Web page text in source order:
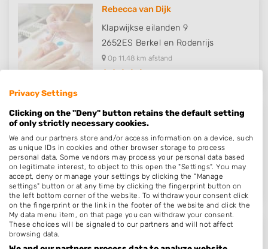
Rebecca van Dijk
Klapwijkse eilanden 9
2652ES Berkel en Rodenrijs
Op 11,48 km afstand
Nagelstudio morskwartier
Morslaan 13
2332XJ Leiden
Op 11,71 km afstand
Privacy Settings
Clicking on the "Deny" button retains the default setting
of only strictly necessary cookies.
We and our partners store and/or access information on a device, such
as unique IDs in cookies and other browser storage to process
personal data. Some vendors may process your personal data based
on legitimate interest, to object to this open the "Settings". You may
accept, deny or manage your settings by clicking the "Manage
settings" button or at any time by clicking the fingerprint button on
the left bottom corner of the website. To withdraw your consent click
on the fingerprint or the link in the footer of the website and click the
My data menu item, on that page you can withdraw your consent.
These choices will be signaled to our partners and will not affect
browsing data.